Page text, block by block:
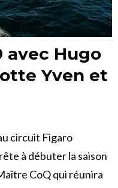
avec Hugo
Yven et
circuit Figaro
à débuter la saison
CoQ qui réunira